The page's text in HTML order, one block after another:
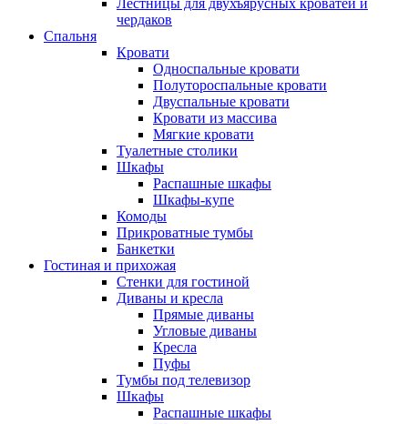
Лестницы для двухъярусных кроватей и
чердаков
Спальня
Кровати
Односпальные кровати
Полутороспальные кровати
Двуспальные кровати
Кровати из массива
Мягкие кровати
Туалетные столики
Шкафы
Распашные шкафы
Шкафы-купе
Комоды
Прикроватные тумбы
Банкетки
Гостиная и прихожая
Стенки для гостиной
Диваны и кресла
Прямые диваны
Угловые диваны
Кресла
Пуфы
Тумбы под телевизор
Шкафы
Распашные шкафы